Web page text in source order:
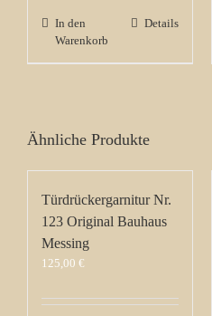
In den
Warenkorb
Details
Ähnliche Produkte
Türdrückergarnitur Nr.
123 Original Bauhaus
Messing
125,00 €